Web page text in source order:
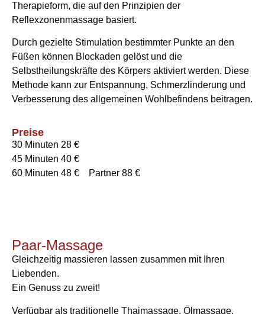
Therapieform, die auf den Prinzipien der
Reflexzonenmassage basiert.
Durch gezielte Stimulation bestimmter Punkte an den
Füßen können Blockaden gelöst und die
Selbstheilungskräfte des Körpers aktiviert werden. Diese
Methode kann zur Entspannung, Schmerzlinderung und
Verbesserung des allgemeinen Wohlbefindens beitragen.
Preise
30 Minuten 28 €
45 Minuten 40 €
60 Minuten 48 € Partner 88 €
Paar-Massage
Gleichzeitig massieren lassen zusammen mit Ihren
Liebenden.
Ein Genuss zu zweit!
Verfügbar als traditionelle Thaimassage, Ölmassage,